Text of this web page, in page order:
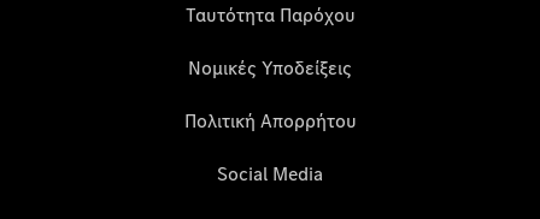
Ταυτότητα Παρόχου
Νομικές Υποδείξεις
Πολιτική Απορρήτου
Social Media